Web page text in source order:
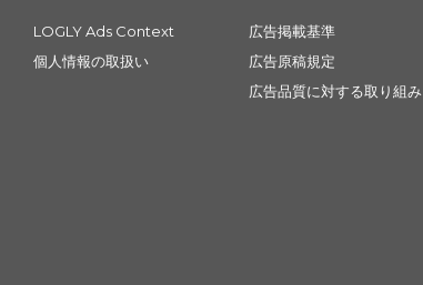
LOGLY Ads Context
個人情報の取扱い
広告掲載基準
広告原稿規定
広告品質に対する取り組み